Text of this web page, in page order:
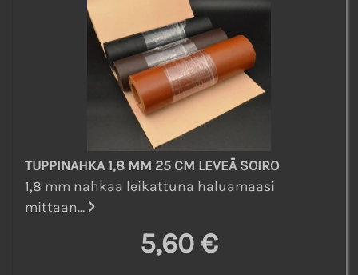
TUPPINAHKA 1,8 MM 25 CM LEVEÄ SOIRO
1,8 mm nahkaa leikattuna haluamaasi
mittaan...
5,60 €